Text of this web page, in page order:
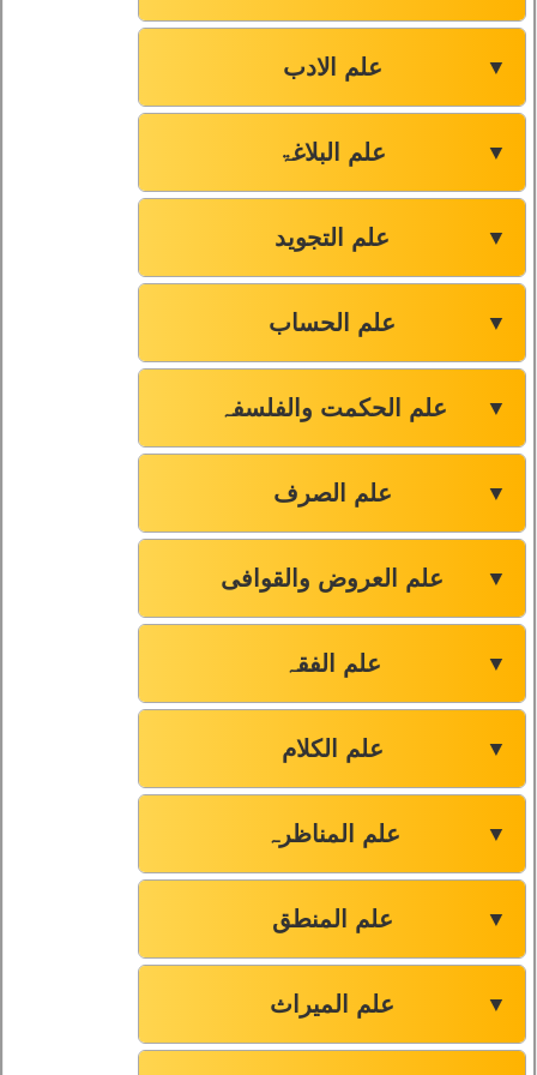
علم الادب ▼
علم البلاغۃ ▼
علم التجوید ▼
علم الحساب ▼
علم الحکمت والفلسفہ ▼
علم الصرف ▼
علم العروض والقوافی ▼
علم الفقہ ▼
علم الکلام ▼
علم المناظرہ ▼
علم المنطق ▼
علم المیراث ▼